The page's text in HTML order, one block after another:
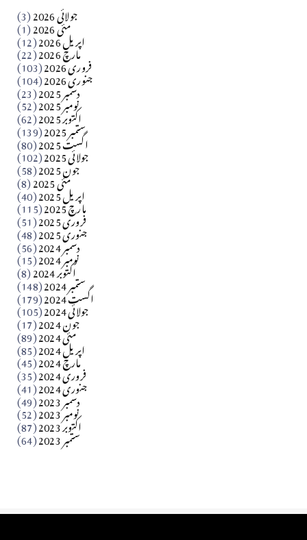
آزاد کشمیر جیسے احتجاج کی ضرورت ہے؟ از،،، ظہیرالدین
جولائی 2026 (3) مئی 2026 (1) اپریل 2026 (12) مارچ 2026 (22) فروری 2026 (103) جنوری 2026 (104) دسمبر 2025 (23) نومبر 2025 (52) اکتوبر 2025 (62) ستمبر 2025 (139) اگست 2025 (80) جولائی 2025 (102) جون 2025 (58) مئی 2025 (8) اپریل 2025 (40) مارچ 2025 (115) فروری 2025 (51) جنوری 2025 (48) دسمبر 2024 (56) نومبر 2024 (15) اکتوبر 2024 (8) ستمبر 2024 (148) اگست 2024 (179) جولائی 2024 (105) جون 2024 (17) مئی 2024 (89) اپریل 2024 (85) مارچ 2024 (45) فروری 2024 (35) جنوری 2024 (41) دسمبر 2023 (49) نومبر 2023 (52) اکتوبر 2023 (87) ستمبر 2023 (64)